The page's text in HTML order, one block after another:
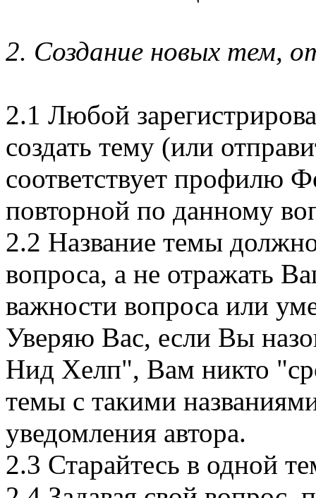
2. Создание новых тем,
2.1 Любой
создать тему (или
соответствует профилю
повторной по данному
2.2 Название темы
вопроса, а не отражать
важности вопроса или
Уверяю Вас, если Вы
Нид Хелп", Вам никто
темы с такими
уведомления автора.
2.3 Старайтесь в одной